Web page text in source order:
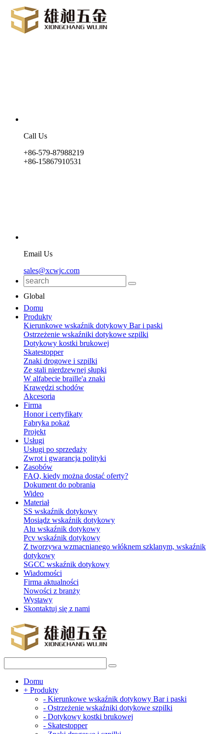
Call Us
+86-579-87988219
+86-15867910531
Email Us
sales@xcwjc.com
Global
Domu
Produkty
Kierunkowe wskaźnik dotykowy Bar i paski
Ostrzeżenie wskaźniki dotykowe szpilki
Dotykowy kostki brukowej
Skatestopper
Znaki drogowe i szpilki
Ze stali nierdzewnej słupki
W alfabecie braille'a znaki
Krawędzi schodów
Akcesoria
Firma
Honor i certyfikaty
Fabryka pokaż
Projekt
Usługi
Usługi po sprzedaży
Zwrot i gwarancja polityki
Zasobów
FAQ, kiedy można dostać oferty?
Dokument do pobrania
Wideo
Materiał
SS wskaźnik dotykowy
Mosiądz wskaźnik dotykowy
Alu wskaźnik dotykowy
Pcv wskaźnik dotykowy
Z tworzywa wzmacnianego włóknem szklanym, wskaźnik
dotykowy
SGCC wskaźnik dotykowy
Wiadomości
Firma aktualności
Nowości z branży
Wystawy
Skontaktuj się z nami
Domu
+ Produkty
- Kierunkowe wskaźnik dotykowy Bar i paski
- Ostrzeżenie wskaźniki dotykowe szpilki
- Dotykowy kostki brukowej
- Skatestopper